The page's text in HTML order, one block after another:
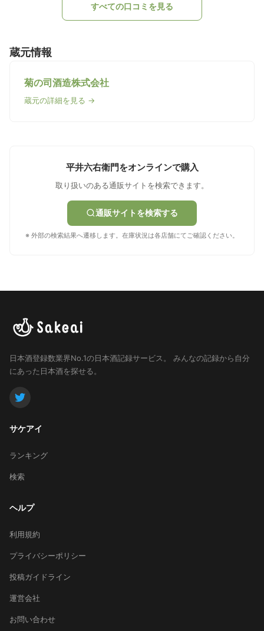
すべての口コミを見る
蔵元情報
菊の司酒造株式会社
蔵元の詳細を見る →
平井六右衛門をオンラインで購入
取り扱いのある通販サイトを検索できます。
通販サイトを検索する
※ 外部の検索結果へ遷移します。在庫状況は各店舗にてご確認ください。
日本酒登録数業界No.1の日本酒記録サービス。
みんなの記録から自分
にあった日本酒を探せる。
サケアイ
ランキング
検索
ヘルプ
利用規約
プライバシーポリシー
投稿ガイドライン
運営会社
お問い合わせ